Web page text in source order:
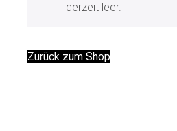
derzeit leer.
Zurück zum Shop